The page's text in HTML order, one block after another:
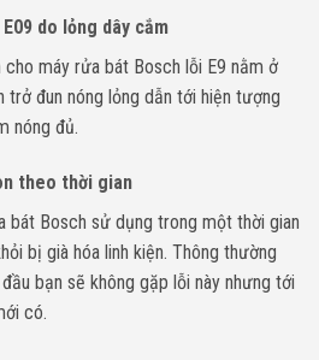
do lỏng dây cắm
máy rửa bát Bosch lỗi E9 nằm ở
trở đun nóng lỏng dẫn tới hiện tượng
nóng đủ.
theo thời gian
Bosch sử dụng trong một thời gian
bị già hóa linh kiện. Thông thường
bạn sẽ không gặp lỗi này nhưng tới
có.